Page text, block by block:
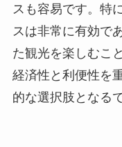
スも容易です。特
スは非常に有効で
た観光を楽しむこ
経済性と利便性を
的な選択肢となる